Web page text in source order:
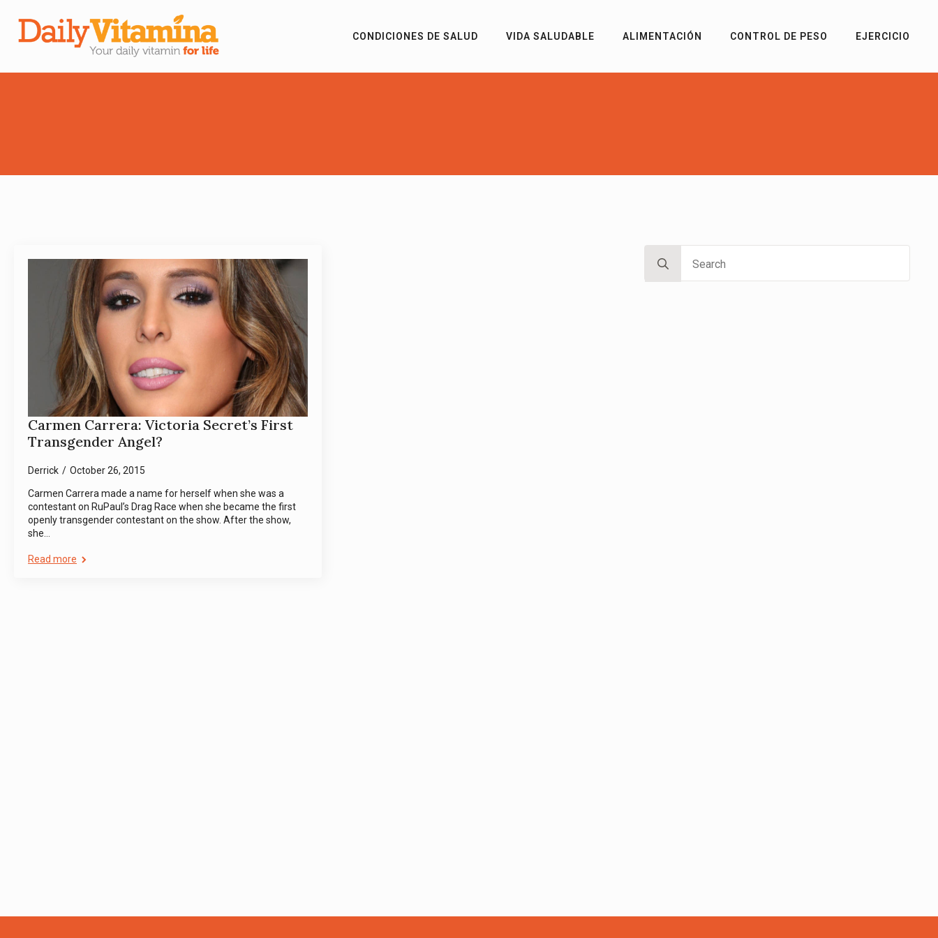
CONDICIONES DE SALUD VIDA SALUDABLE ALIMENTACIÓN CONTROL DE PESO EJERCICIO
Carmen Carrera: Victoria Secret’s First
Transgender Angel?
Derrick October 26, 2015
Carmen Carrera made a name for herself when she was a
contestant on RuPaul’s Drag Race when she became the first
openly transgender contestant on the show. After the show,
she…
Read more
for: